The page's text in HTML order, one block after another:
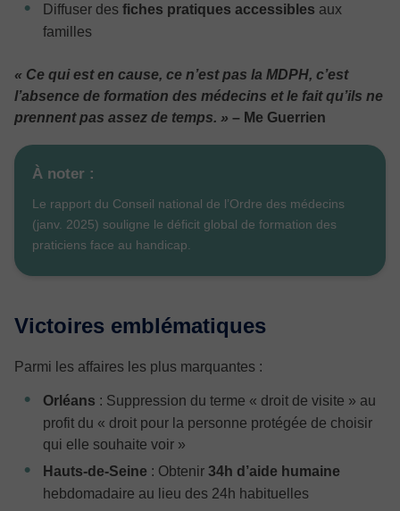
Diffuser des fiches pratiques accessibles aux
familles
« Ce qui est en cause, ce n’est pas la MDPH, c’est
l’absence de formation des médecins et le fait qu’ils ne
prennent pas assez de temps. » – Me Guerrien
À noter :
Le rapport du Conseil national de l’Ordre des médecins
(janv. 2025) souligne le déficit global de formation des
praticiens face au handicap.
Victoires emblématiques
Parmi les affaires les plus marquantes :
Orléans : Suppression du terme « droit de visite » au
profit du « droit pour la personne protégée de choisir
qui elle souhaite voir »
Hauts-de-Seine : Obtenir 34h d’aide humaine
hebdomadaire au lieu des 24h habituelles